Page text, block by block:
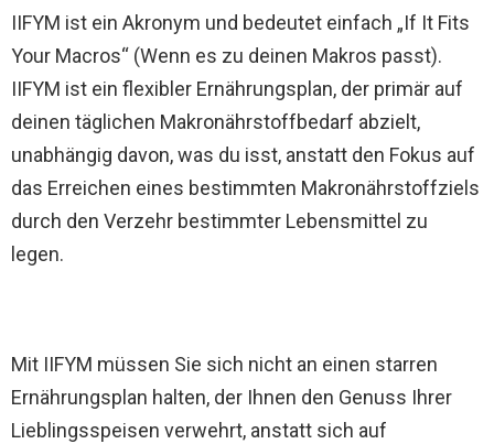
IIFYM ist ein Akronym und bedeutet einfach „If It Fits
Your Macros“ (Wenn es zu deinen Makros passt).
IIFYM ist ein flexibler Ernährungsplan, der primär auf
deinen täglichen Makronährstoffbedarf abzielt,
unabhängig davon, was du isst, anstatt den Fokus auf
das Erreichen eines bestimmten Makronährstoffziels
durch den Verzehr bestimmter Lebensmittel zu
legen.
Mit IIFYM müssen Sie sich nicht an einen starren
Ernährungsplan halten, der Ihnen den Genuss Ihrer
Lieblingsspeisen verwehrt, anstatt sich auf